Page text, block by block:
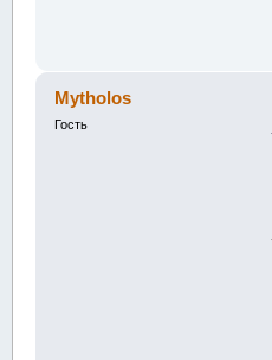
Mytholos
Гость